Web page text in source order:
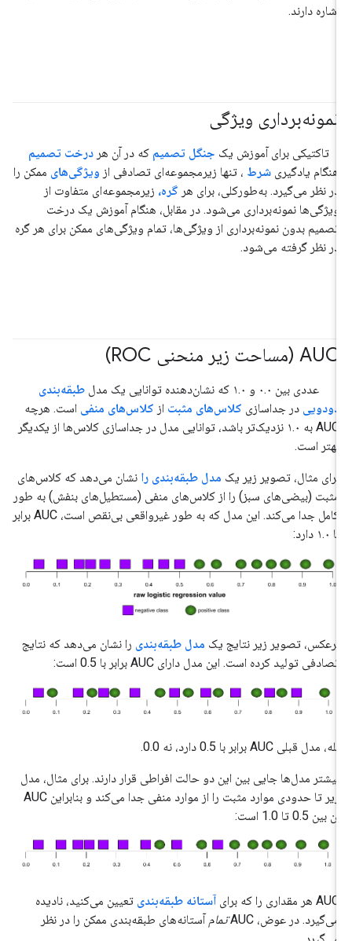
اشاره دارند.
نمونه‌برداری ویژگی
تاکتیکی برای آموزش یک جنگل تصمیم که در آن هر درخت تصمیم
هنگام یادگیری شرط ، تنها زیرمجموعه‌ای تصادفی از ویژگی‌های ممکن را
در نظر می‌گیرد. به‌طورکلی، برای هر گره، زیرمجموعه‌ای متفاوت از
ویژگی‌ها نمونه‌برداری می‌شود. در مقابل، هنگام آموزش یک درخت
تصمیم بدون نمونه‌برداری از ویژگی‌ها، تمام ویژگی‌های ممکن برای هر گره
در نظر گرفته می‌شود.
AUC (مساحت زیر منحنی ROC) #مبانی #متریک
عددی بین ۰.۰ و ۱.۰ که نشان‌دهنده توانایی یک مدل
طبقه‌بندی
دودویی در جداسازی کلاس‌های مثبت از کلاس‌های منفی است. هرچه
AUC به ۱.۰ نزدیک‌تر باشد، توانایی مدل در جداسازی کلاس‌ها از یکدیگر
بهتر است.
برای مثال، تصویر زیر یک مدل طبقه‌بندی را نشان می‌دهد که کلاس‌های
مثبت (بیضی‌های سبز) را از کلاس‌های منفی (مستطیل‌های بنفش) به طور
کامل جدا می‌کند. این مدل که به طور غیرواقعی بی‌نقص است، AUC برابر
با ۱.۰ دارد:
برعکس، تصویر زیر نتایج یک مدل طبقه‌بندی را نشان می‌دهد که نتایج
تصادفی تولید کرده است. این مدل دارای AUC برابر با 0.5 است:
بله، مدل قبلی AUC برابر با 0.5 دارد، نه 0.0.
بیشتر مدل‌ها جایی بین این دو حالت افراطی قرار دارند. برای مثال، مدل
زیر تا حدودی موارد مثبت را از موارد منفی جدا می‌کند و بنابراین AUC
آن بین 0.5 تا 1.0 است:
AUC هر مقداری را که برای آستانه طبقه‌بندی تعیین می‌کنید، نادیده
می‌گیرد. در عوض، AUC
تمام آستانه‌های طبقه‌بندی ممکن را در نظر